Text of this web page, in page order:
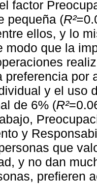
factor
pequeña (R²
ellos, y lo
modo que la
preferencia por
y el uso
de 6% (R²
y
que
y no dan
prefieren